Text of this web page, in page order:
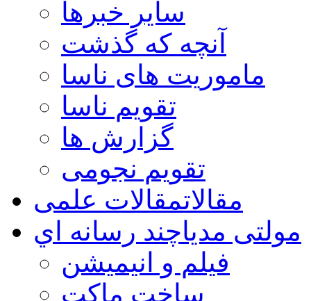
سایر خبرها
آنچه که گذشت
ماموریت های ناسا
تقویم ناسا
گزارش ها
تقویم نجومی
مقالاتمقالات علمی
مولتی مدیاچند رسانه اي
فیلم و انیمیشن
ساخت ماکت